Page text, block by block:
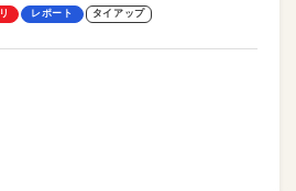
体験会レポート【PR】
レポート タイアップ